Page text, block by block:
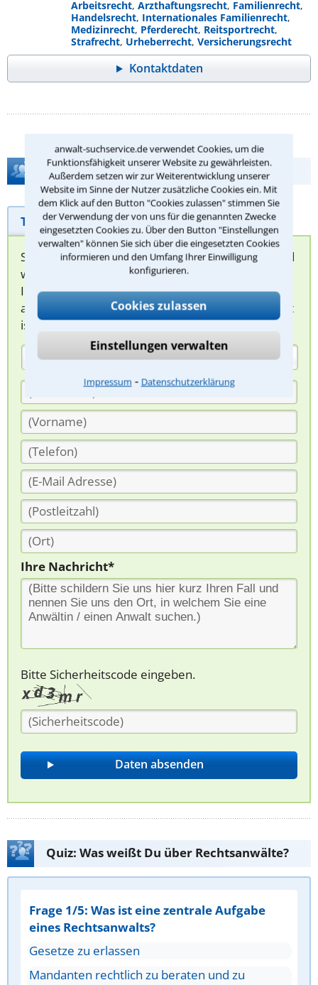
anwalt-suchservice.de verwendet Cookies, um die
Funktionsfähigkeit unserer Website zu gewährleisten.
Außerdem setzen wir zur Weiterentwicklung unserer
Website im Sinne der Nutzer zusätzliche Cookies ein. Mit
dem Klick auf den Button "Cookies zulassen" stimmen Sie
der Verwendung der von uns für die genannten Zwecke
eingesetzten Cookies zu. Über den Button "Einstellungen
verwalten" können Sie sich über die eingesetzten Cookies
informieren und den Umfang Ihrer Einwilligung
konfigurieren.
Cookies zulassen
Einstellungen verwalten
Impressum ⁃ Datenschutzerklärung
Arbeitsrecht, Arzthaftungsrecht, Familienrecht,
Handelsrecht, Internationales Familienrecht,
Medizinrecht, Pferderecht, Reitsportrecht,
Strafrecht, Urheberrecht, Versicherungsrecht
Kontaktdaten
Hilfe bei Ihrer Anwaltsuche?
Telefonhilfe Beratungsanfrage
Sie können hier Ihren Fall schildern. Anschließend
werden sich spezialisierte Rechtsanwälte bei
Ihnen melden, um das weitere Vorgehen
abzuklären. Die Rückmeldung durch einen Anwalt
ist für Sie kostenlos.
(Anrede)
Ihre Nachricht*
Bitte Sicherheitscode eingeben.
Quiz: Was weißt Du über Rechtsanwälte?
Frage 1/5: Was ist eine zentrale Aufgabe
eines Rechtsanwalts?
Gesetze zu erlassen
Mandanten rechtlich zu beraten und zu